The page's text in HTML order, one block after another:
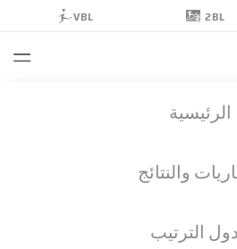
2BL
VBL
الرئيسية
والنتائج
الترتيب